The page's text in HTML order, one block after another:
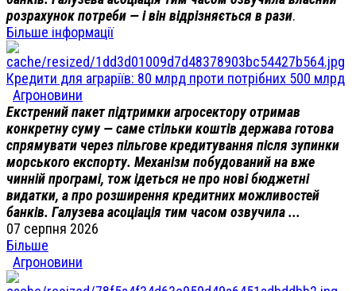
розрахунок потреби — і він відрізняється в рази.
Більше інформації
Кредити для аграріїв: 80 млрд проти потрібних 500 млрд
Агроновини
Екстрений пакет підтримки агросектору отримав
конкретну суму — саме стільки коштів держава готова
спрямувати через пільгове кредитування після зупинки
морського експорту. Механізм побудований на вже
чинній програмі, тож ідеться не про нові бюджетні
видатки, а про розширення кредитних можливостей
банків. Галузева асоціація тим часом озвучила ...
07 серпня 2026
Більше
Агроновини